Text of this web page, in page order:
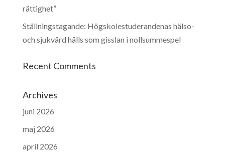
rättighet”
Ställningstagande: Högskolestuderandenas hälso-
och sjukvård hålls som gisslan i nollsummespel
Recent Comments
Archives
juni 2026
maj 2026
april 2026